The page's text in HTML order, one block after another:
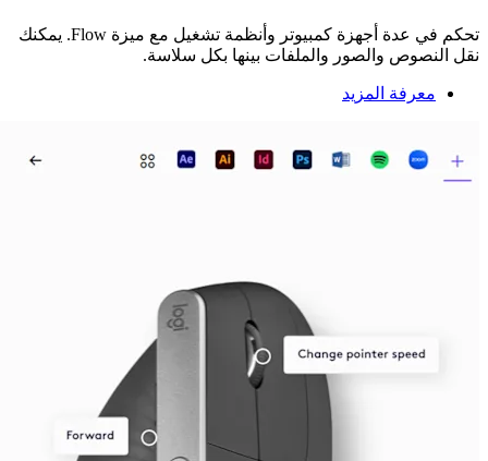
تحكم في عدة أجهزة كمبيوتر وأنظمة تشغيل مع ميزة Flow. يمكنك
نقل النصوص والصور والملفات بينها بكل سلاسة.
معرفة المزيد